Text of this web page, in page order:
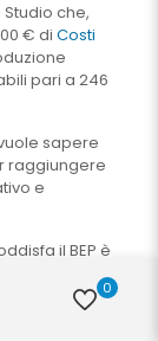
che,
€ di Costi
pari a 246
sapere
raggiungere
e
il BEP è
0